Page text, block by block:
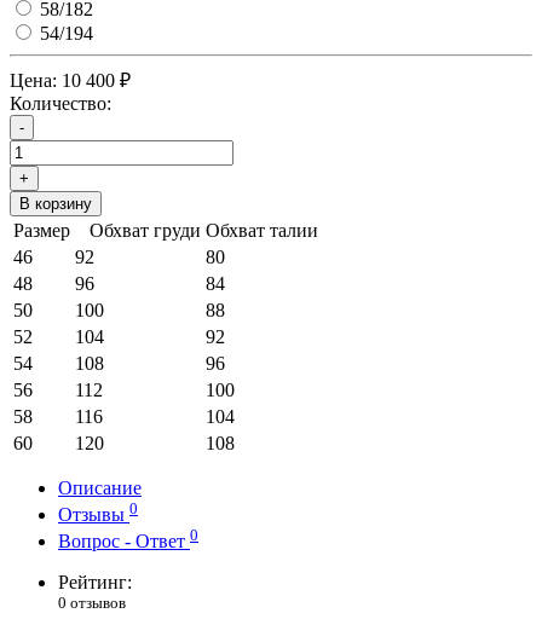
58/182
54/194
Цена: 10 400 ₽
Количество:
-
+
В корзину
Размер Обхват груди Обхват талии
46
92
80
48
96
84
50
100
88
52
104
92
54
108
96
56
112
100
58
116
104
60
120 108
Описание
Отзывы 0
Вопрос - Ответ 0
Рейтинг:
0 отзывов